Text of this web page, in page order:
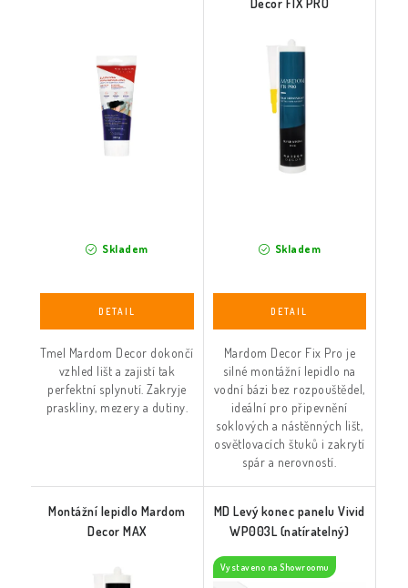
Skladem
Tmel Mardom Decor dokončí
vzhled lišt a zajistí tak
perfektní splynutí. Zakryje
praskliny, mezery a dutiny.
Decor FIX PRO
Skladem
Mardom Decor Fix Pro je
silné montážní lepidlo na
vodní bázi bez rozpouštědel,
ideální pro připevnění
soklových a nástěnných lišt,
osvětlovacích štuků i zakrytí
spár a nerovností.
Montážní lepidlo Mardom
Decor MAX
MD Levý konec panelu Vivid
WP003L (natíratelný)
Vystaveno na Showroomu